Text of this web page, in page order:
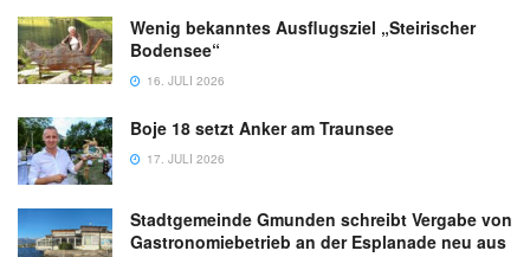
Wenig bekanntes Ausflugsziel „Steirischer
Bodensee“
16. JULI 2026
Boje 18 setzt Anker am Traunsee
17. JULI 2026
Stadtgemeinde Gmunden schreibt Vergabe von
Gastronomiebetrieb an der Esplanade neu aus